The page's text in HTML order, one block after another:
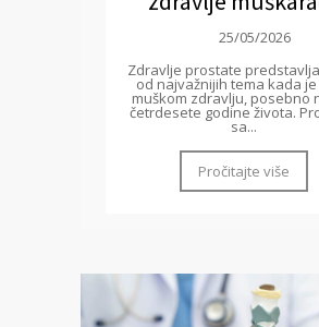
25/05/2026
Zdravlje prostate
od najvažnijih tema kada je
muškom zdravlju, posebno
četrdesete godine života.
sa...
Pročitajte više